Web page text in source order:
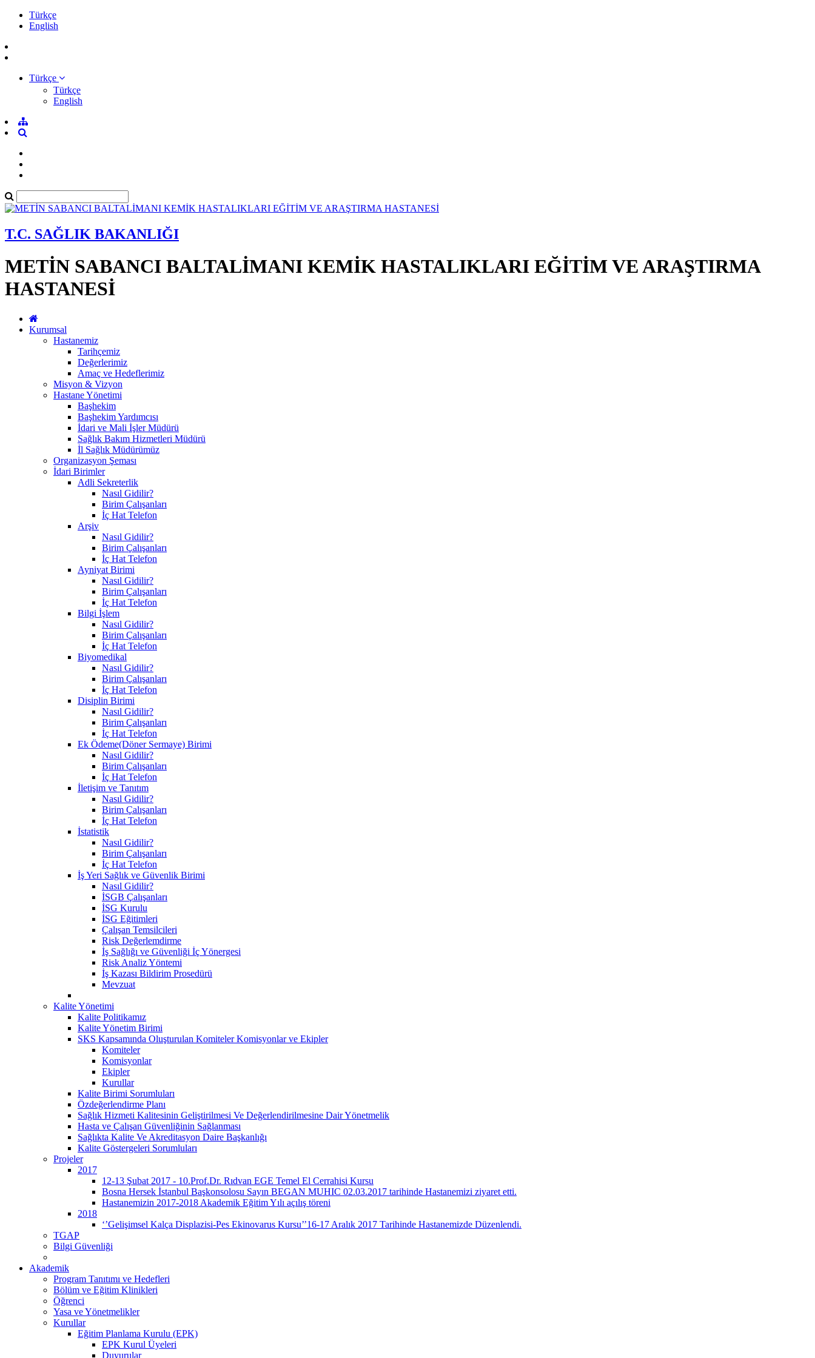
Türkçe
English
Türkçe
Türkçe
English
T.C. SAĞLIK BAKANLIĞI
METİN SABANCI BALTALİMANI KEMİK HASTALIKLARI EĞİTİM VE ARAŞTIRMA
HASTANESİ
Kurumsal
Hastanemiz
Tarihçemiz
Değerlerimiz
Amaç ve Hedeflerimiz
Misyon & Vizyon
Hastane Yönetimi
Başhekim
Başhekim Yardımcısı
İdari ve Mali İşler Müdürü
Sağlık Bakım Hizmetleri Müdürü
İl Sağlık Müdürümüz
Organizasyon Şeması
İdari Birimler
Adli Sekreterlik
Nasıl Gidilir?
Birim Çalışanları
İç Hat Telefon
Arşiv
Nasıl Gidilir?
Birim Çalışanları
İç Hat Telefon
Ayniyat Birimi
Nasıl Gidilir?
Birim Çalışanları
İç Hat Telefon
Bilgi İşlem
Nasıl Gidilir?
Birim Çalışanları
İç Hat Telefon
Biyomedikal
Nasıl Gidilir?
Birim Çalışanları
İç Hat Telefon
Disiplin Birimi
Nasıl Gidilir?
Birim Çalışanları
İç Hat Telefon
Ek Ödeme(Döner Sermaye) Birimi
Nasıl Gidilir?
Birim Çalışanları
İç Hat Telefon
İletişim ve Tanıtım
Nasıl Gidilir?
Birim Çalışanları
İç Hat Telefon
İstatistik
Nasıl Gidilir?
Birim Çalışanları
İç Hat Telefon
İş Yeri Sağlık ve Güvenlik Birimi
Nasıl Gidilir?
İSGB Çalışanları
İSG Kurulu
İSG Eğitimleri
Çalışan Temsilcileri
Risk Değerlemdirme
İş Sağlığı ve Güvenliği İç Yönergesi
Risk Analiz Yöntemi
İş Kazası Bildirim Prosedürü
Mevzuat
Kalite Yönetimi
Kalite Politikamız
Kalite Yönetim Birimi
SKS Kapsamında Oluşturulan Komiteler Komisyonlar ve Ekipler
Komiteler
Komisyonlar
Ekipler
Kurullar
Kalite Birimi Sorumluları
Özdeğerlendirme Planı
Sağlık Hizmeti Kalitesinin Geliştirilmesi Ve Değerlendirilmesine Dair Yönetmelik
Hasta ve Çalışan Güvenliğinin Sağlanması
Sağlıkta Kalite Ve Akreditasyon Daire Başkanlığı
Kalite Göstergeleri Sorumluları
Projeler
2017
12-13 Şubat 2017 - 10.Prof.Dr. Rıdvan EGE Temel El Cerrahisi Kursu
Bosna Hersek İstanbul Başkonsolosu Sayın BEGAN MUHIC 02.03.2017 tarihinde Hastanemizi ziyaret etti.
Hastanemizin 2017-2018 Akademik Eğitim Yılı açılış töreni
2018
‘’Gelişimsel Kalça Displazisi-Pes Ekinovarus Kursu’’16-17 Aralık 2017 Tarihinde Hastanemizde Düzenlendi.
TGAP
Bilgi Güvenliği
Akademik
Program Tanıtımı ve Hedefleri
Bölüm ve Eğitim Klinikleri
Öğrenci
Yasa ve Yönetmelikler
Kurullar
Eğitim Planlama Kurulu (EPK)
EPK Kurul Üyeleri
Duyurular